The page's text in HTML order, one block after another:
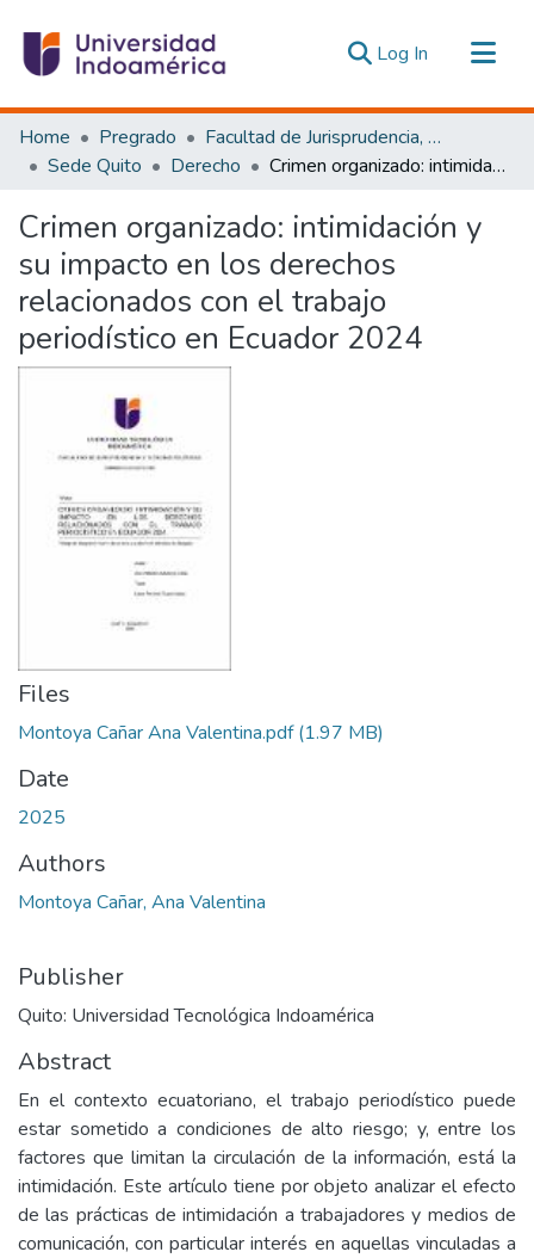
Log In (current)
Communities & Collections
All of DSpace
Estadísticas Externas
Home Pregrado
Facultad de Jurisprudencia, Ciencias Políticas y Económicas
Sede Quito
Derecho Crimen organizado: intimidación y su impacto en los derechos relacionados con el trabajo periodístico en Ecuador 2024
Crimen organizado: intimidación y
su impacto en los derechos
relacionados con el trabajo
periodístico en Ecuador 2024
Files
Montoya Cañar Ana Valentina.pdf(1.97 MB)
Date
2025
Authors
Montoya Cañar, Ana Valentina
Publisher
Quito: Universidad Tecnológica Indoamérica
Abstract
En el contexto ecuatoriano, el trabajo periodístico puede
estar sometido a condiciones de alto riesgo; y, entre los
factores que limitan la circulación de la información, está la
intimidación. Este artículo tiene por objeto analizar el efecto
de las prácticas de intimidación a trabajadores y medios de
comunicación, con particular interés en aquellas vinculadas a